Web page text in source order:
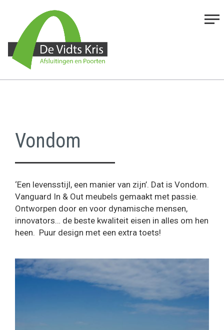
Vondom
‘Een levensstijl, een manier van zijn’. Dat is Vondom.
Vanguard In & Out meubels gemaakt met passie.
Ontworpen door en voor dynamische mensen,
innovators… de beste kwaliteit eisen in alles om hen
heen. Puur design met een extra toets!